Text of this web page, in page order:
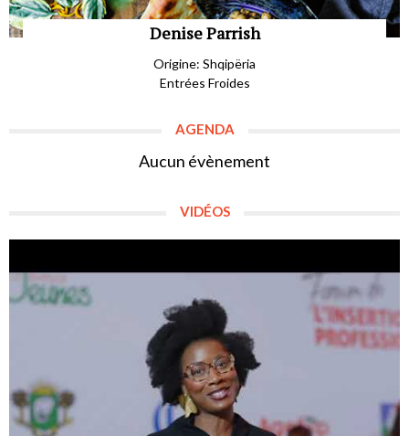
Denise Parrish
Origine: Shqipëria
Entrées Froides
AGENDA
Aucun évènement
VIDÉOS